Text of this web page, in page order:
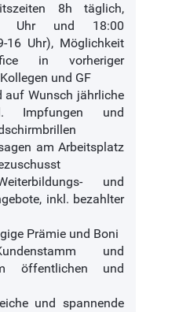
8h täglich,
Uhr und 18:00
16 Uhr), Möglichkeit
in vorheriger
und GF
auf Wunsch jährliche
Impfungen und
am Arbeitsplatz
und
inkl. bezahlter
Prämie und Boni
und
öffentlichen und
und spannende